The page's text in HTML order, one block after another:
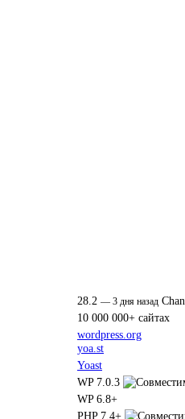
28.2 — 3 дня назад
10 000 000+ сайтах
wordpress.org
yoa.st
Yoast
WP 7.0.3
WP 6.8+
PHP 7.4+